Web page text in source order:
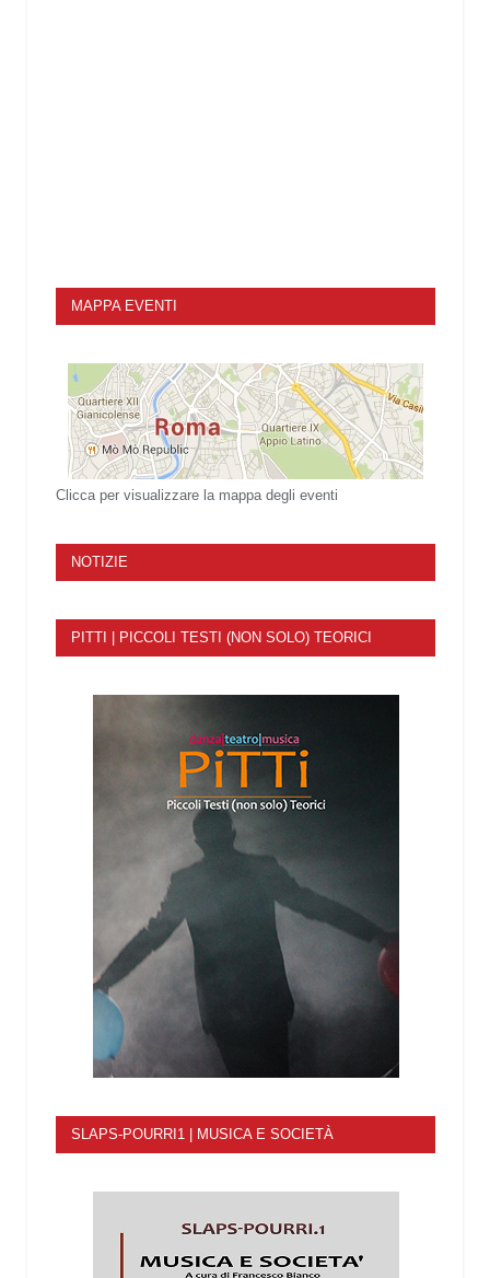
MAPPA EVENTI
Clicca per visualizzare la mappa degli eventi
NOTIZIE
PITTI | PICCOLI TESTI (NON SOLO) TEORICI
SLAPS-POURRI1 | MUSICA E SOCIETÀ